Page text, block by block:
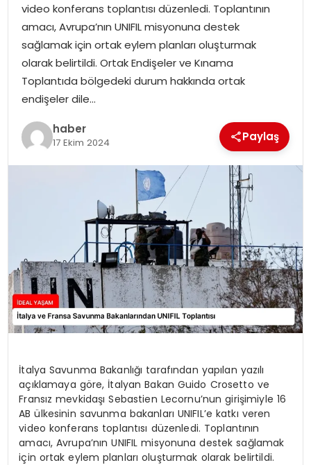
MAGAZIN
SAĞLIK
SOSYAL HABER
video konferans toplantısı düzenledi. Toplantının
amacı, Avrupa’nın UNIFIL misyonuna destek
sağlamak için ortak eylem planları oluşturmak
olarak belirtildi. Ortak Endişeler ve Kınama
Toplantıda bölgedeki durum hakkında ortak
endişeler dile…
haber
17 Ekim 2024 Paylaş
İtalya Savunma Bakanlığı tarafından yapılan yazılı
açıklamaya göre, İtalyan Bakan Guido Crosetto ve
Fransız mevkidaşı Sebastien Lecornu’nun girişimiyle 16
AB ülkesinin savunma bakanları UNIFIL’e katkı veren
video konferans toplantısı düzenledi. Toplantının
amacı, Avrupa’nın UNIFIL misyonuna destek sağlamak
için ortak eylem planları oluşturmak olarak belirtildi.